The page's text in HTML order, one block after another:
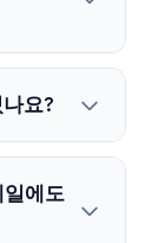
요?
일에도